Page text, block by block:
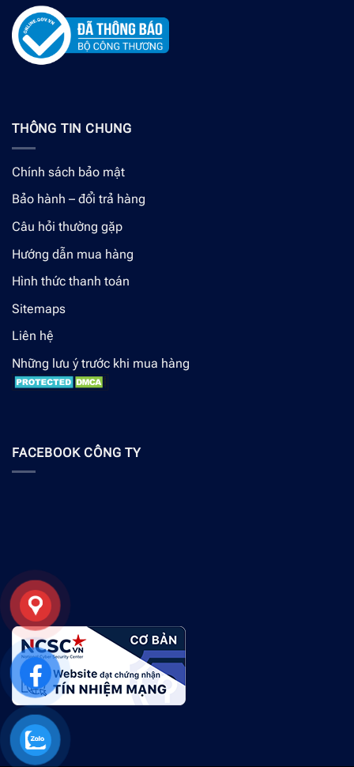
THÔNG TIN CHUNG
Chính sách bảo mật
Bảo hành – đổi trả hàng
Câu hỏi thường gặp
Hướng dẫn mua hàng
Hình thức thanh toán
Sitemaps
Liên hệ
Những lưu ý trước khi mua hàng
FACEBOOK CÔNG TY